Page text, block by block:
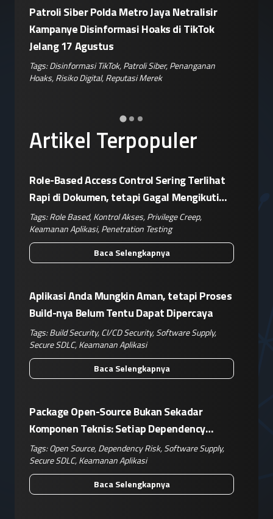
Artikel Terpopuler
Role-Based Access Control Sering Terlihat
Rapi di Dokumen, tetapi Gagal Mengikuti
Operasional Nyata
Tags:Role Based,Kontrol Akses,Privilege Creep,
Keamanan Aplikasi,Penetration Testing
Baca Selengkapnya
Aplikasi Anda Mungkin Aman, tetapi Proses
Build-nya Belum Tentu Dapat Dipercaya
Tags:Build Security,CI/CD Security,Software Supply,
Secure SDLC,Keamanan Aplikasi
Baca Selengkapnya
Package Open-Source Bukan Sekadar
Komponen Teknis: Setiap Dependency
Adalah Keputusan Risiko Bisnis
Tags:Open Source,Dependency Risk,Software Supply,
Secure SDLC,Keamanan Aplikasi
Baca Selengkapnya
Patroli Siber Polda Metro Jaya Netralisir
Kampanye Disinformasi Hoaks di TikTok
Jelang 17 Agustus
Tags:Disinformasi TikTok,Patroli Siber,Penanganan
Hoaks,Risiko Digital,Reputasi Merek